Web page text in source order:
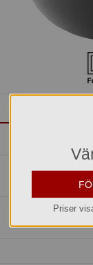
Kanna
Priser